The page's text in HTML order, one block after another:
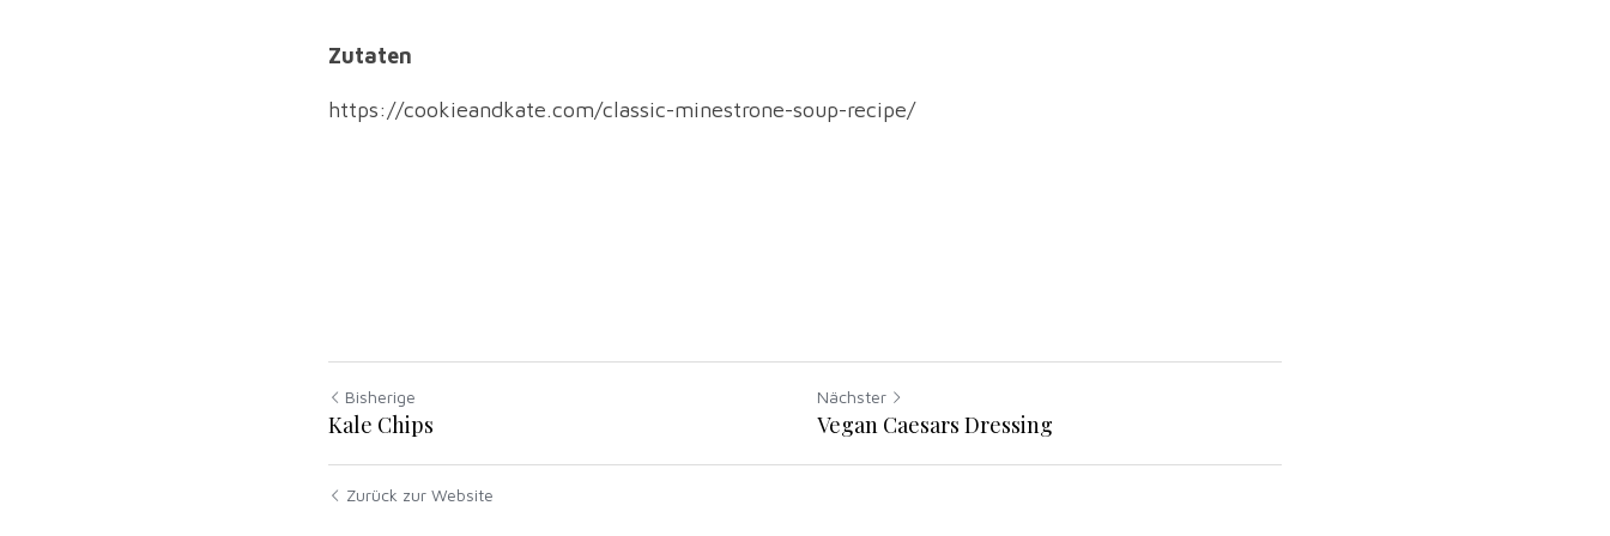
Zutaten
https://cookieandkate.com/classic-minestrone-soup-recipe/
Bisherige
Kale Chips
Nächster
Vegan Caesars Dressing
Zurück zur Website